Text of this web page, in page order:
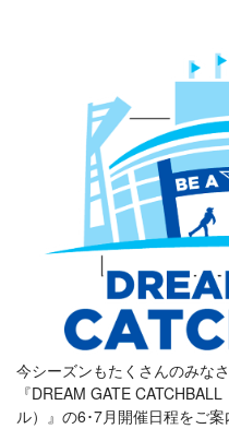
今シーズンもたくさんのみな
『DREAM GATE
ル）』の6･7月開催日程をご案